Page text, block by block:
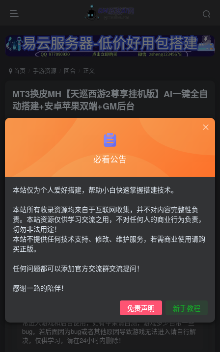
首页 手游资源 回合 正文
MT3换皮MH【天巡西游2尊享挂机版】AI一键全自
动搭建+安卓苹果双端+GM后台
关注
梦幻西游109
MT3换皮+安卓苹果双端+管理后台【注：建议用腾讯云或者易云搭
Q群---736021860---GM游戏AI网---管理员《易云服务器-
https://123.yxjs.ltd/cart》。】
G币30 G币100
仅支持云服务器搭建，适用于小白快速搭建，只能确保安卓正
常进入游戏和后台使用，如有苹果请自测，游戏多少自带一些
bug，若后面因为bug或者其他原因导致游戏无法进入请自行解
决，仅供学习，请在24小时内删除！
必看公告
本站仅为个人爱好搭建，帮助小白快速掌握搭建技术。
本站所有收录资源均来自于互联网收集，并不对内容完整性负
责。本站资源仅供学习交流之用，不对任何人的商业行为负责，
切勿非法用途！
本站不提供任何技术支持、修改、维护服务，若需商业使用请购
买正版。
任何问题都可以添加官方交流群交流提问！
感谢一路的陪伴！
免责声明 新手教程